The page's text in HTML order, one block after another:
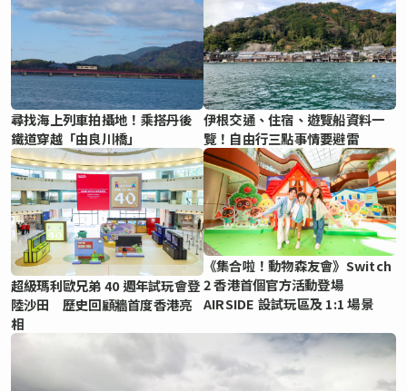
尋找海上列車拍攝地！乘搭丹後
鐵道穿越「由良川橋」
伊根交通、住宿、遊覽船資料一
覽！自由行三點事情要避雷
超級瑪利歐兄弟 40 週年試玩會登
陸沙田 歷史回顧牆首度香港亮
相
《集合啦！動物森友會》Switch
2 香港首個官方活動登場
AIRSIDE 設試玩區及 1:1 場景